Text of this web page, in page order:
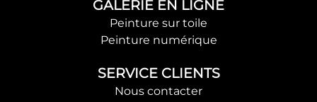
GALERIE EN LIGNE
Peinture sur toile
Peinture numérique
SERVICE CLIENTS
Nous contacter